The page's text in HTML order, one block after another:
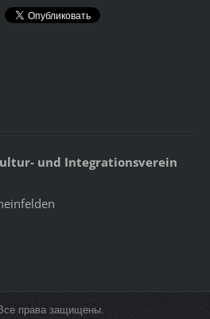
und Integrationsverein
права защищены.